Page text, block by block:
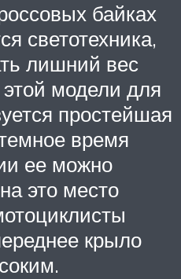
байках
светотехника,
лишний вес
модели для
простейшая
время
ее можно
это место
крыло